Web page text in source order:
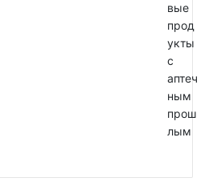
вые
прод
укты
с
аптеч
ным
прош
лым